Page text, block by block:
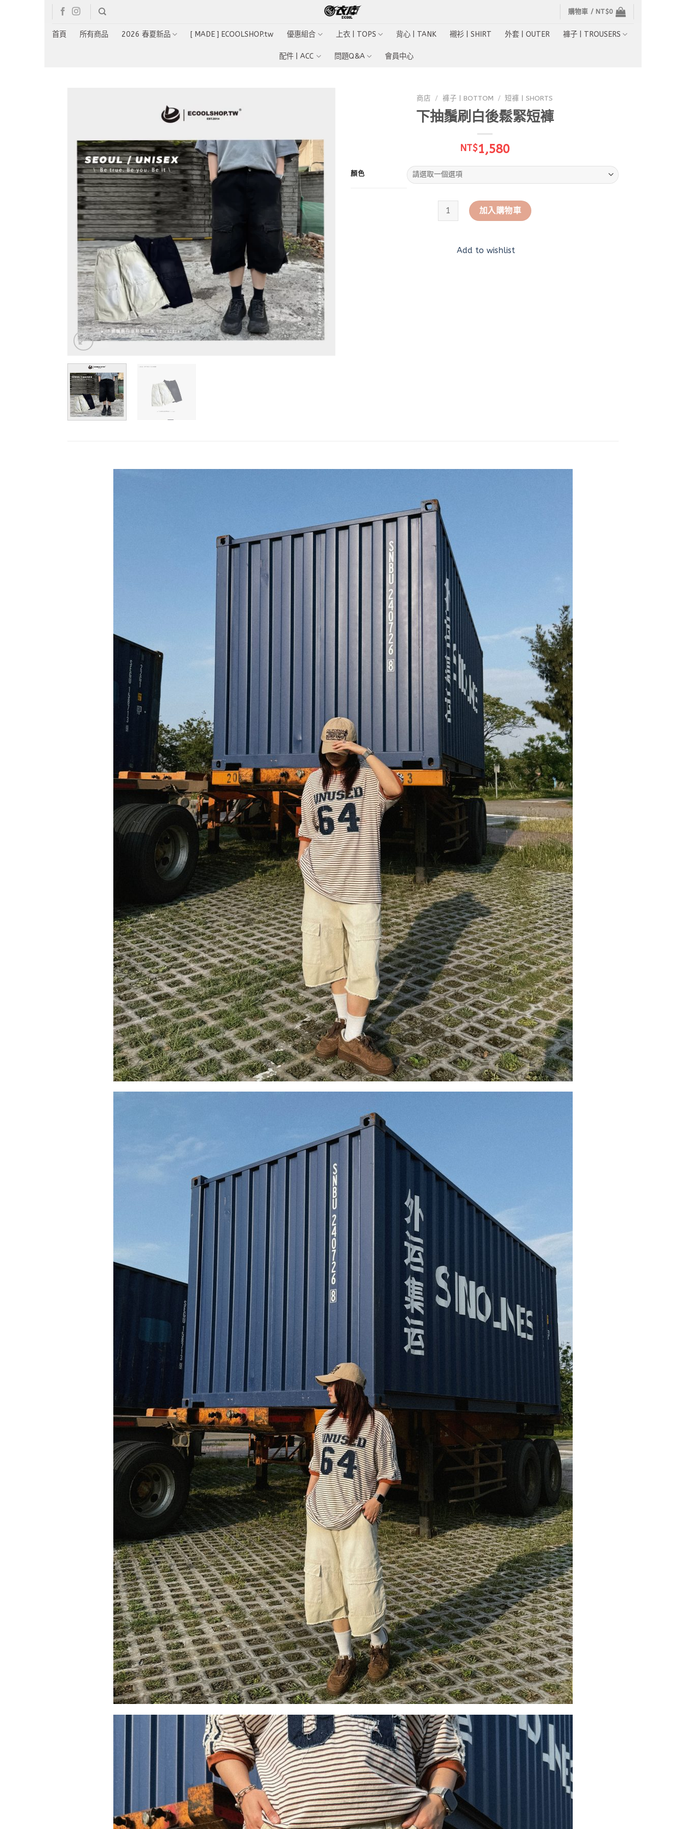
Skip
to
content
購物車 / NT$0
首頁 所有商品 2026 春夏新品 [ MADE ] ECOOLSHOP.tw 優惠組合 上衣 | TOPS 背心 | TANK 襯衫 | SHIRT 外套 | OUTER 褲子 | TROUSERS
配件 | ACC 問題Q&A 會員中心
商店 / 褲子 | BOTTOM / 短褲 | SHORTS
下抽鬚刷白後鬆緊短褲
NT$1,580
顏色
下抽鬚刷白後鬆緊短褲 數量
加入購物車
Add to wishlist